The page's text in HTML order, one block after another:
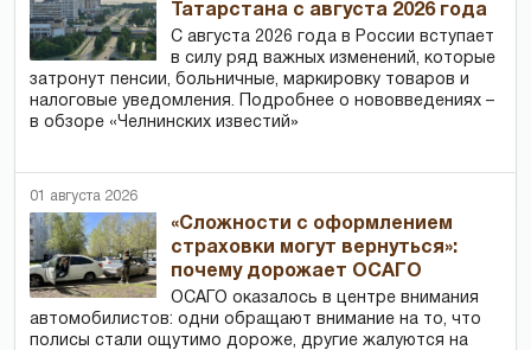
Татарстана с августа 2026 года
С августа 2026 года в России вступает
в силу ряд важных изменений, которые
затронут пенсии, больничные, маркировку товаров и
налоговые уведомления. Подробнее о нововведениях –
в обзоре «Челнинских известий»
01 августа 2026
«Сложности с оформлением
страховки могут вернуться»:
почему дорожает ОСАГО
ОСАГО оказалось в центре внимания
автомобилистов: одни обращают внимание на то, что
полисы стали ощутимо дороже, другие жалуются на